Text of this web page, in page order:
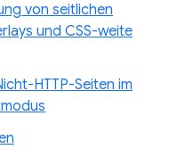
von seitlichen
und CSS-weite
HTTP-Seiten im